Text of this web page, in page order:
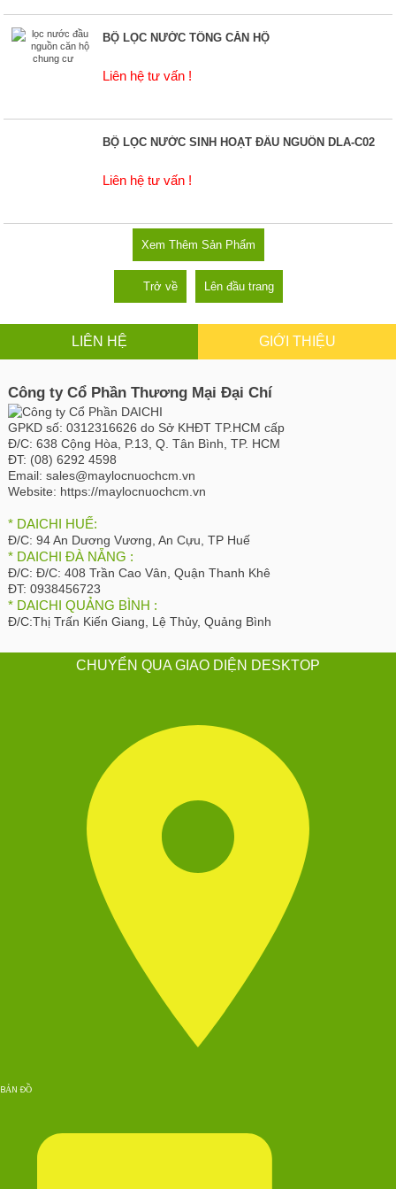
BỘ LỌC NƯỚC TỔNG CĂN HỘ
Liên hệ tư vấn !
BỘ LỌC NƯỚC SINH HOẠT ĐẦU NGUỒN DLA-C02
Liên hệ tư vấn !
Xem Thêm Sản Phẩm
Trở về Lên đầu trang
LIÊN HỆ GIỚI THIỆU
Công ty Cổ Phần Thương Mại Đại Chí
GPKD số: 0312316626 do Sở KHĐT TP.HCM cấp
Đ/C: 638 Cộng Hòa, P.13, Q. Tân Bình, TP. HCM
ĐT: (08) 6292 4598
Email: sales@maylocnuochcm.vn
Website: https://maylocnuochcm.vn
* DAICHI HUẾ:
Đ/C: 94 An Dương Vương, An Cựu, TP Huế
* DAICHI ĐÀ NẴNG :
Đ/C: Đ/C: 408 Trần Cao Vân, Quận Thanh Khê
ĐT: 0938456723
* DAICHI QUẢNG BÌNH :
Đ/C:Thị Trấn Kiến Giang, Lệ Thủy, Quảng Bình
CHUYỂN QUA GIAO DIỆN DESKTOP
BẢN ĐỒ